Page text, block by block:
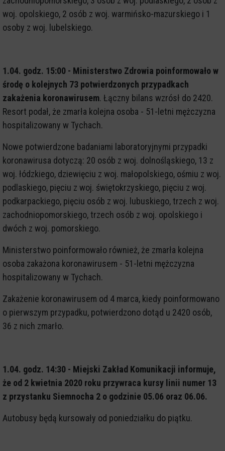
woj. opolskiego, 2 osób z woj. warmińsko-mazurskiego i 1
osoby z woj. lubelskiego.
1.04. godz. 15:00 - Ministerstwo Zdrowia poinformowało w
środę o kolejnych 73 potwierdzonych przypadkach
zakażenia koronawirusem. Łączny bilans wzrósł do 2420.
Resort podał, że zmarła kolejna osoba - 51-letni mężczyzna
hospitalizowany w Tychach.
Nowe potwierdzone badaniami laboratoryjnymi przypadki
koronawirusa dotyczą: 20 osób z woj. dolnośląskiego, 13 z
woj. łódzkiego, dziewięciu z woj. małopolskiego, ośmiu z woj.
podlaskiego, pięciu z woj. świętokrzyskiego, pięciu z woj.
podkarpackiego, pięciu osób z woj. lubuskiego, trzech z woj.
zachodniopomorskiego, trzech osób z woj. opolskiego i
dwóch z woj. pomorskiego.
Ministerstwo poinformowało również, że zmarła kolejna
osoba zakażona koronawirusem - 51-letni mężczyzna
hospitalizowany w Tychach.
Zakażenie koronawirusem od 4 marca, kiedy poinformowano
o pierwszym przypadku, potwierdzono dotąd u 2420 osób,
36 z nich zmarło.
1.04. godz. 14:30 - Miejski Zakład Komunikacji informuje,
że od 2 kwietnia 2020 roku przywraca kursy linii numer 13
z przystanku Siemnocha 2 o godzinie 05.06 oraz 06.06.
Autobusy będą kursowały od poniedziałku do piątku.